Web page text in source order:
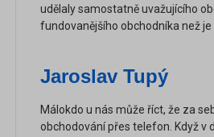
udělaly samostatně uvažujícího
fundovanějšího obchodníka než je
Jaroslav Tupý
Málokdo u nás může říct, že za
obchodování přes telefon. Když